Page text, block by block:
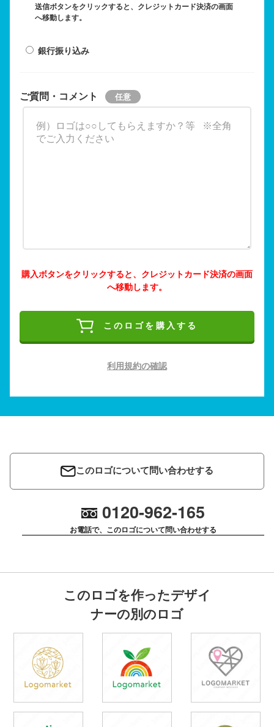
送信ボタンをクリックすると、クレジットカード決済の画面
へ移動します。
銀行振り込み
ご質問・コメント
購入ボタンをクリックすると、クレジットカード決済の画面
へ移動します。
このロゴを購入する
利用規約の確認
このロゴについて問い合わせする
0120-962-165
お電話で、このロゴについて問い合わせする
このロゴを作ったデザイ
ナーの別のロゴ